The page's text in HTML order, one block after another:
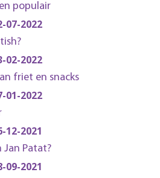
populair
07-2022
02-2022
friet en snacks
01-2022
12-2021
Jan Patat?
09-2021